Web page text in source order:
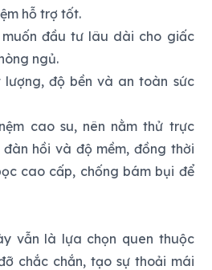
hỗ trợ tốt.
đầu tư lâu dài cho giấc
ngủ.
độ bền và an toàn sức
cao su, nên nằm thử trực
hồi và độ mềm, đồng thời
cao cấp, chống bám bụi để
vẫn là lựa chọn quen thuộc
chắc chắn, tạo sự thoải mái